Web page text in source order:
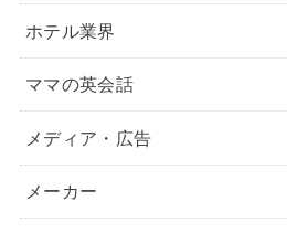
ホテル業界
ママの英会話
メディア・広告
メーカー